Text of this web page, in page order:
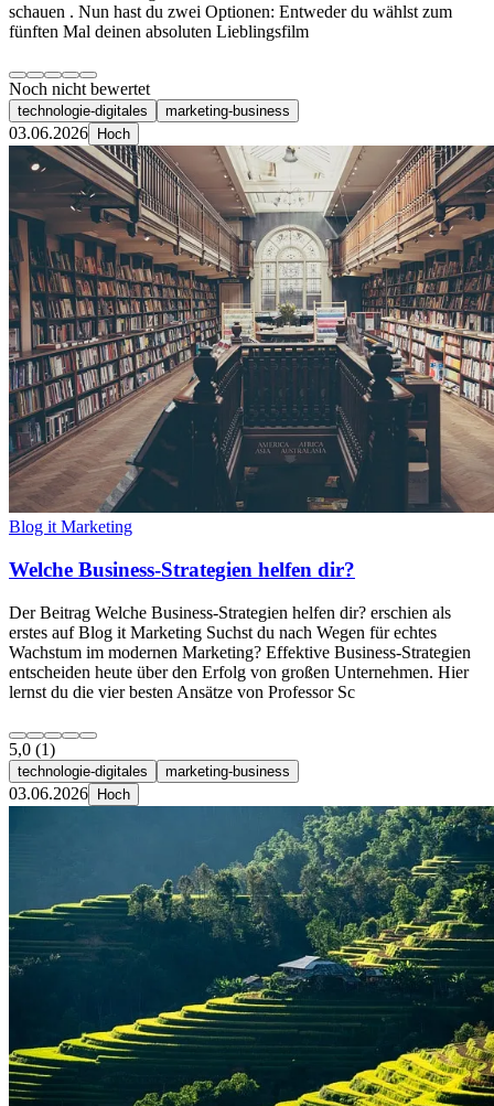
schauen . Nun hast du zwei Optionen: Entweder du wählst zum
fünften Mal deinen absoluten Lieblingsfilm
Noch nicht bewertet
technologie-digitales marketing-business
03.06.2026 Hoch
Blog it Marketing
Welche Business-Strategien helfen dir?
Der Beitrag Welche Business-Strategien helfen dir? erschien als
erstes auf Blog it Marketing Suchst du nach Wegen für echtes
Wachstum im modernen Marketing? Effektive Business-Strategien
entscheiden heute über den Erfolg von großen Unternehmen. Hier
lernst du die vier besten Ansätze von Professor Sc
5,0 (1)
technologie-digitales marketing-business
03.06.2026 Hoch